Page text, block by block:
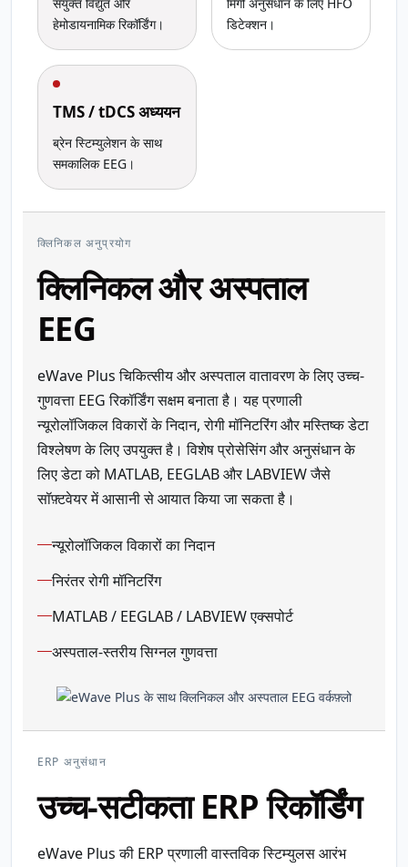
हेमोडायनामिक रिकॉर्डिंग।
डिटेक्शन।
TMS / tDCS अध्ययन
ब्रेन स्टिम्युलेशन के साथ
समकालिक EEG।
क्लिनिकल अनुप्रयोग
क्लिनिकल और अस्पताल
EEG
eWave Plus चिकित्सीय और अस्पताल वातावरण के लिए उच्च-
गुणवत्ता EEG रिकॉर्डिंग सक्षम बनाता है। यह प्रणाली
न्यूरोलॉजिकल विकारों के निदान, रोगी मॉनिटरिंग और मस्तिष्क डेटा
विश्लेषण के लिए उपयुक्त है। विशेष प्रोसेसिंग और अनुसंधान के
लिए डेटा को MATLAB, EEGLAB और LABVIEW जैसे
सॉफ़्टवेयर में आसानी से आयात किया जा सकता है।
न्यूरोलॉजिकल विकारों का निदान
निरंतर रोगी मॉनिटरिंग
MATLAB / EEGLAB / LABVIEW एक्सपोर्ट
अस्पताल-स्तरीय सिग्नल गुणवत्ता
ERP अनुसंधान
उच्च-सटीकता ERP रिकॉर्डिंग
eWave Plus की ERP प्रणाली वास्तविक स्टिम्युलस आरंभ